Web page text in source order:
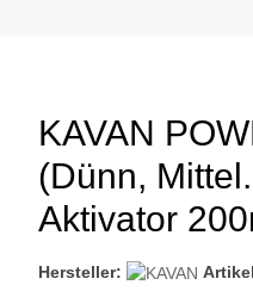
KAVAN
(Dünn,
Aktivator
Hersteller: